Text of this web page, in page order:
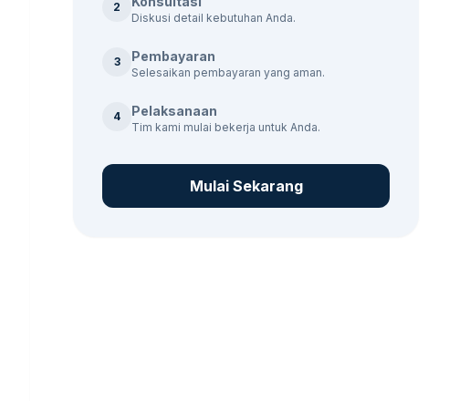
2
Diskusi detail kebutuhan Anda.
3 Pembayaran
Selesaikan pembayaran yang aman.
4 Pelaksanaan
Tim kami mulai bekerja untuk Anda.
Mulai Sekarang